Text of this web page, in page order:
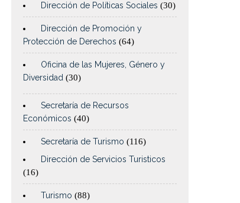
Dirección de Políticas Sociales (30)
Dirección de Promoción y
Protección de Derechos (64)
Oficina de las Mujeres, Género y
Diversidad (30)
Secretaría de Recursos
Económicos (40)
Secretaría de Turismo (116)
Dirección de Servicios Turisticos
(16)
Turismo (88)